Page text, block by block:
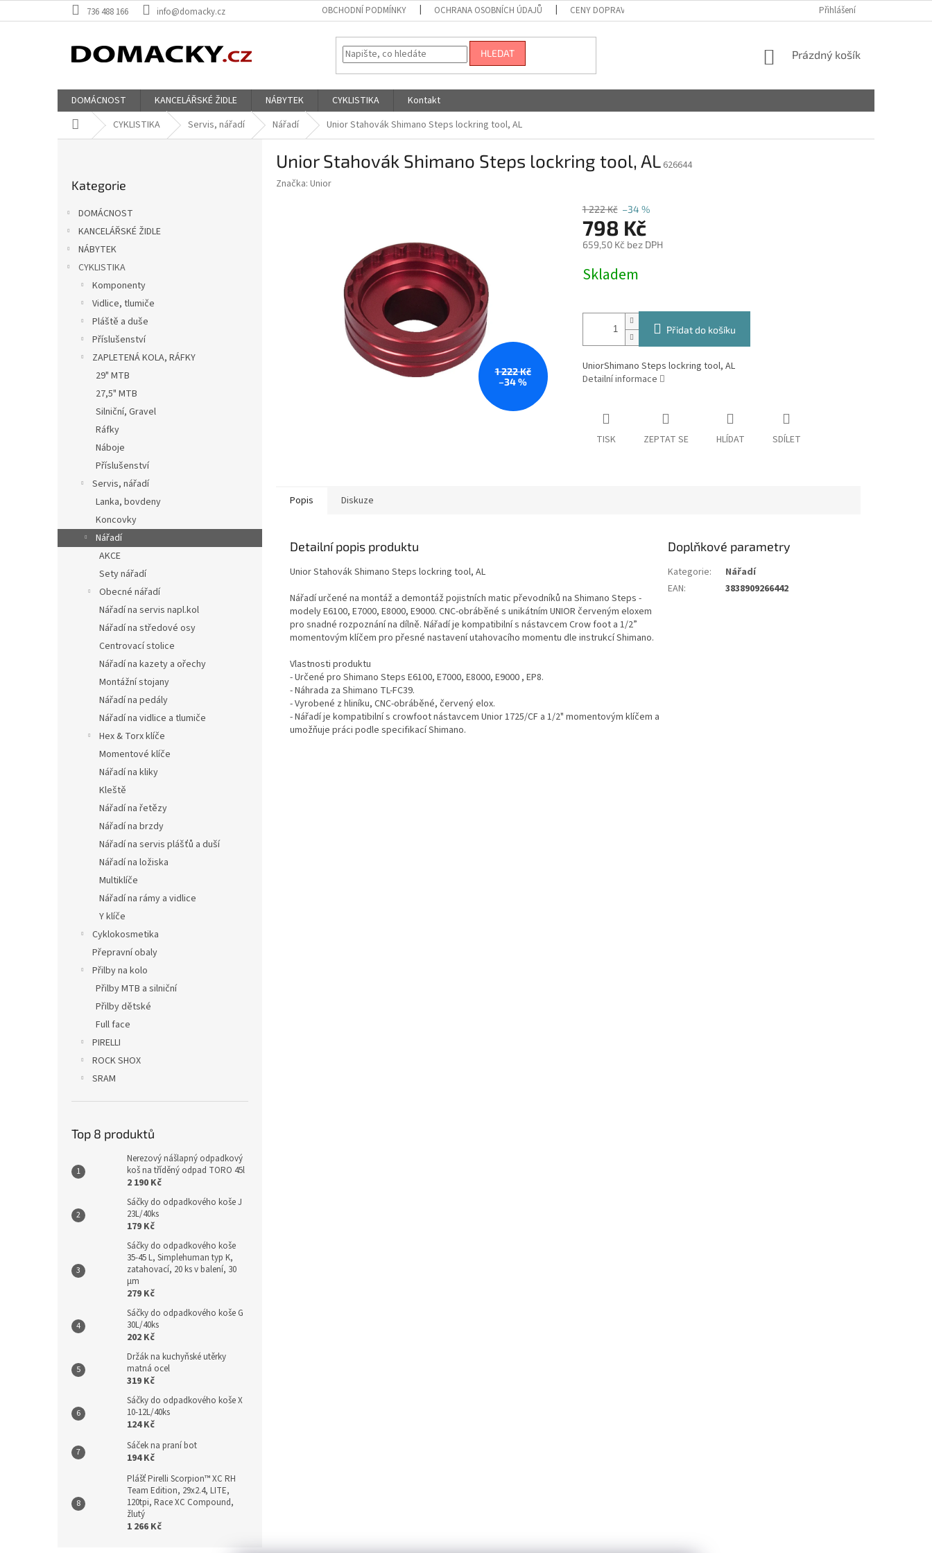
na
736 488 166 info@domacky.cz OBCHODNÍ PODMÍNKY OCHRANA OSOBNÍCH ÚDAJŮ CENY DOPRAVY Přihlášení
HLEDAT
NÁKUPNÍ
Prázdný košík
DOMÁCNOST KANCELÁŘSKÉ ŽIDLE NÁBYTEK CYKLISTIKA
Kontakt
Domů CYKLISTIKA Servis, nářadí Nářadí Unior Stahovák Shimano Steps lockring tool, AL
kategorie
Kategorie
DOMÁCNOST
KANCELÁŘSKÉ ŽIDLE
NÁBYTEK
CYKLISTIKA
Komponenty
Vidlice, tlumiče
Pláště a duše
Příslušenství
ZAPLETENÁ KOLA, RÁFKY
29" MTB
27,5" MTB
Silniční, Gravel
Ráfky
Náboje
Příslušenství
Servis, nářadí
Lanka, bovdeny
Koncovky
Nářadí
AKCE
Sety nářadí
Obecné nářadí
Nářadí na servis napl.kol
Nářadí na středové osy
Centrovací stolice
Nářadí na kazety a ořechy
Montážní stojany
Nářadí na pedály
Nářadí na vidlice a tlumiče
Hex & Torx klíče
Momentové klíče
Nářadí na kliky
Kleště
Nářadí na řetězy
Nářadí na brzdy
Nářadí na servis plášťů a duší
Nářadí na ložiska
Multiklíče
Nářadí na rámy a vidlice
Y klíče
Cyklokosmetika
Přepravní obaly
Přilby na kolo
Přilby MTB a silniční
Přilby dětské
Full face
PIRELLI
ROCK SHOX
SRAM
Top 8 produktů
Nerezový nášlapný odpadkový
koš na tříděný odpad TORO 45l
2 190 Kč
Sáčky do odpadkového koše J
23L/40ks
179 Kč
Sáčky do odpadkového koše
35-45 L, Simplehuman typ K,
zatahovací, 20 ks v balení, 30
µm
279 Kč
Sáčky do odpadkového koše G
30L/40ks
202 Kč
Držák na kuchyňské utěrky
matná ocel
319 Kč
Sáčky do odpadkového koše X
10-12L/40ks
124 Kč
Sáček na praní bot
194 Kč
Plášť Pirelli Scorpion™ XC RH
Team Edition, 29x2.4, LITE,
120tpi, Race XC Compound,
žlutý
1 266 Kč
Unior Stahovák Shimano Steps lockring tool, AL 626644
Značka: Unior
1 222 Kč
–34 %
1 222 Kč –34 %
798 Kč
659,50 Kč bez DPH
cena:
Skladem
Přidat do košíku
UniorShimano Steps lockring tool, AL
Detailní informace
TISK ZEPTAT SE HLÍDAT SDÍLET
Popis Diskuze
Detailní popis produktu
Unior Stahovák Shimano Steps lockring tool, AL
Nářadí určené na montáž a demontáž pojistních matic převodníků na Shimano Steps -
modely E6100, E7000, E8000, E9000. CNC-obráběné s unikátním UNIOR červeným eloxem
pro snadné rozpoznání na dílně. Nářadí je kompatibilní s nástavcem Crow foot a 1/2”
momentovým klíčem pro přesné nastavení utahovacího momentu dle instrukcí Shimano.
Vlastnosti produktu
- Určené pro Shimano Steps E6100, E7000, E8000, E9000 , EP8.
- Náhrada za Shimano TL-FC39.
- Vyrobené z hliníku, CNC-obráběné, červený elox.
- Nářadí je kompatibilní s crowfoot nástavcem Unior 1725/CF a 1/2" momentovým klíčem a
umožňuje práci podle specifikací Shimano.
Doplňkové parametry
Kategorie:
Nářadí
EAN: 3838909266442